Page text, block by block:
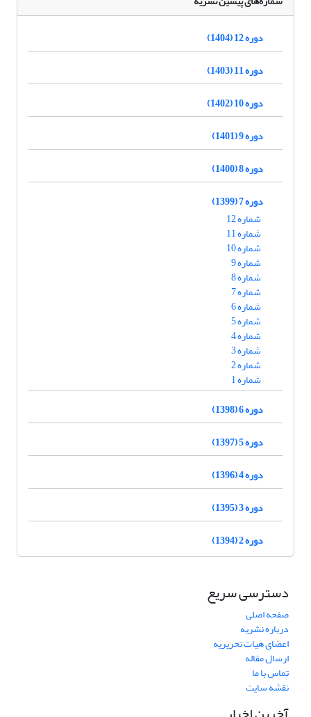
دوره 12 (1404)
دوره 11 (1403)
دوره 10 (1402)
دوره 9 (1401)
دوره 8 (1400)
دوره 7 (1399)
شماره 12
شماره 11
شماره 10
شماره 9
شماره 8
شماره 7
شماره 6
شماره 5
شماره 4
شماره 3
شماره 2
شماره 1
دوره 6 (1398)
دوره 5 (1397)
دوره 4 (1396)
دوره 3 (1395)
دوره 2 (1394)
دسترسی سریع
صفحه اصلی
درباره نشریه
اعضای هیات تحریریه
ارسال مقاله
تماس با ما
نقشه سایت